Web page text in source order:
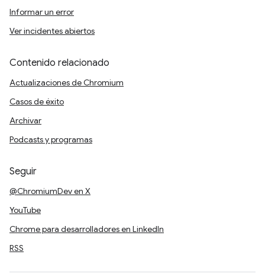
Informar un error
Ver incidentes abiertos
Contenido relacionado
Actualizaciones de Chromium
Casos de éxito
Archivar
Podcasts y programas
Seguir
@ChromiumDev en X
YouTube
Chrome para desarrolladores en LinkedIn
RSS